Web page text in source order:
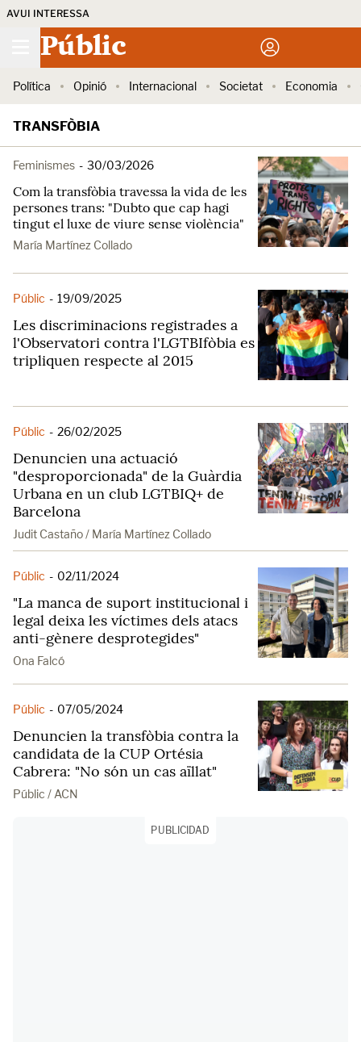
AVUI INTERESSA
Públic
Política Opinió Internacional Societat Economia
TRANSFÒBIA
Feminismes - 30/03/2026
Com la transfòbia travessa la vida de les
persones trans: "Dubto que cap hagi
tingut el luxe de viure sense violència"
María Martínez Collado
Públic - 19/09/2025
Les discriminacions registrades a
l'Observatori contra l'LGTBIfòbia es
tripliquen respecte al 2015
Públic - 26/02/2025
Denuncien una actuació
"desproporcionada" de la Guàrdia
Urbana en un club LGTBIQ+ de
Barcelona
Judit Castaño / María Martínez Collado
Públic - 02/11/2024
"La manca de suport institucional i
legal deixa les víctimes dels atacs
anti-gènere desprotegides"
Ona Falcó
Públic - 07/05/2024
Denuncien la transfòbia contra la
candidata de la CUP Ortésia
Cabrera: "No són un cas aïllat"
Públic / ACN
PUBLICIDAD